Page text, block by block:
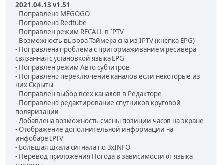
2021.04.13 v1.51
- Поправлено MEGOGO
- Поправлено Redtube
- Поправлен режим RECALL в IPTV
- Возможность вызова Таймера сна из IPTV (кнопка EPG)
- Поправлена проблема с притормаживанием ресивера
связанная с установкой языка EPG
- Поправлен режим Авто субтитров
- Поправлено переключение каналов если некоторые из
них Скрыты
- Поправлен выбор всех каналов в Редакторе
- Поправлено редактирование спутников круговой
поляризации
- Добавлена возможность смены позиции часов на экране
- Отображение дополнительной информации на
инфобаре IPTV
- Большая шкала сигнала по 3хINFO
- Перевод приложения Погода в зависимости от языка